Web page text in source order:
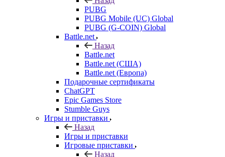
PUBG
PUBG Mobile (UC) Global
PUBG (G-COIN) Global
Battle.net
Назад
Battle.net
Battle.net (США)
Battle.net (Европа)
Подарочные сертификаты
ChatGPT
Epic Games Store
Stumble Guys
Игры и приставки
Назад
Игры и приставки
Игровые приставки
Назад